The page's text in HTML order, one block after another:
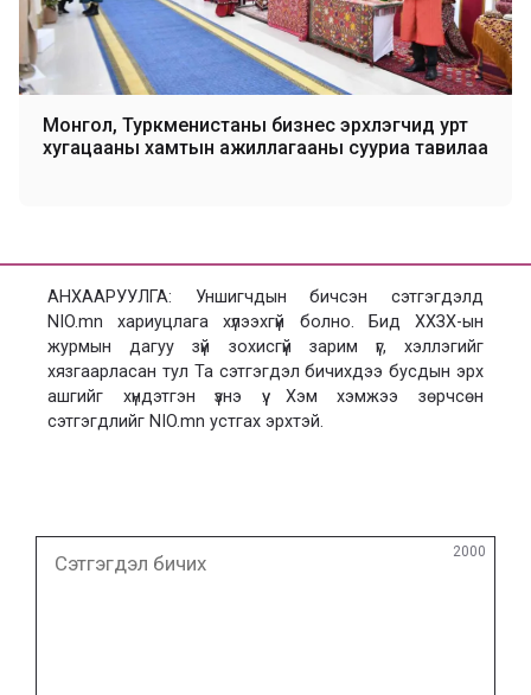
Монгол, Туркменистаны бизнес эрхлэгчид урт
хугацааны хамтын ажиллагааны сууриа тавилаа
АНХААРУУЛГА: Уншигчдын бичсэн сэтгэгдэлд
NIO.mn хариуцлага хүлээхгүй болно. Бид ХХЗХ-ын
журмын дагуу зүй зохисгүй зарим үг, хэллэгийг
хязгаарласан тул Та сэтгэгдэл бичихдээ бусдын эрх
ашгийг хүндэтгэн үзнэ үү. Хэм хэмжээ зөрчсөн
сэтгэгдлийг NIO.mn устгах эрхтэй.
2000